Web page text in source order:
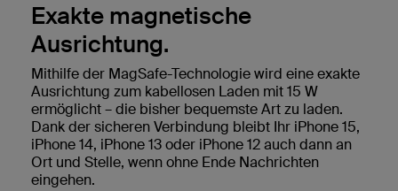
Exakte magnetische
Ausrichtung.
Mithilfe der MagSafe-Technologie wird eine exakte
Ausrichtung zum kabellosen Laden mit 15 W
ermöglicht – die bisher bequemste Art zu laden.
Dank der sicheren Verbindung bleibt Ihr iPhone 15,
iPhone 14, iPhone 13 oder iPhone 12 auch dann an
Ort und Stelle, wenn ohne Ende Nachrichten
eingehen.